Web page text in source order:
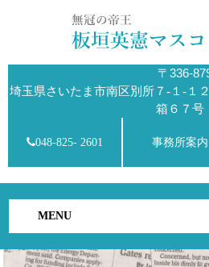
〒336-
埼玉県さいたま市南区別所７-１-１
箱６７号
048-825- 2601 事務所案内
MENU